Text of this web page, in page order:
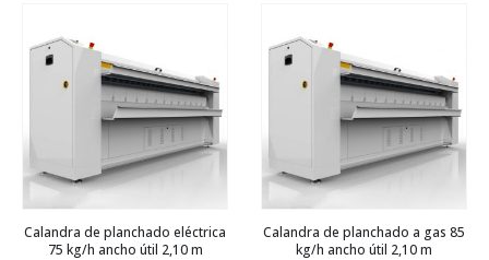
Calandra de planchado eléctrica
75 kg/h ancho útil 2,10 m
Calandra de planchado a gas 85
kg/h ancho útil 2,10 m